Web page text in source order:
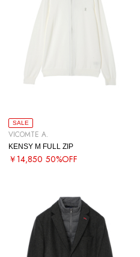
SALE
VICOMTE A.
KENSY M FULL ZIP
￥14,850 50%OFF